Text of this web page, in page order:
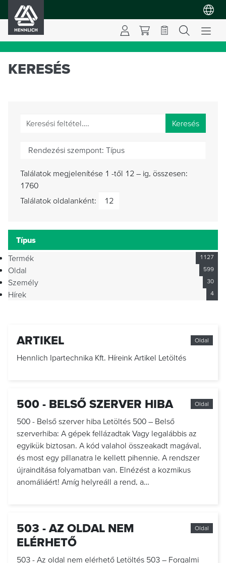
KERESÉS
Keresés
Rendezési szempont: Típus
Találatok megjelenítése 1 -től 12 – ig, összesen:
1760
Találatok oldalanként:
Típus
Termék
1127
Oldal 599
Személy 30
Hírek 4
ARTIKEL Oldal
Hennlich Ipartechnika Kft. Híreink Artikel Letöltés
500 - BELSŐ SZERVER HIBA Oldal
500 - Belső szerver hiba Letöltés 500 – Belső
szerverhiba: A gépek fellázadtak Vagy legalábbis az
egyikük biztosan. A kód valahol összeakadt magával,
és most egy pillanatra le kellett pihennie. A rendszer
újraindítása folyamatban van. Elnézést a kozmikus
anomáliáért! Amíg helyreáll a rend, a…
503 - AZ OLDAL NEM
ELÉRHETŐ
Oldal
503 - Az oldal nem elérhető Letöltés 503 – Forgalmi